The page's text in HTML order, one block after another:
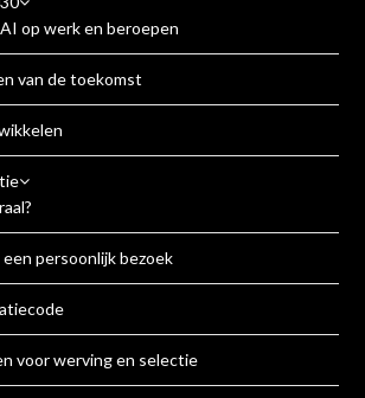
op werk en beroepen
van de toekomst
persoonlijk bezoek
voor werving en selectie